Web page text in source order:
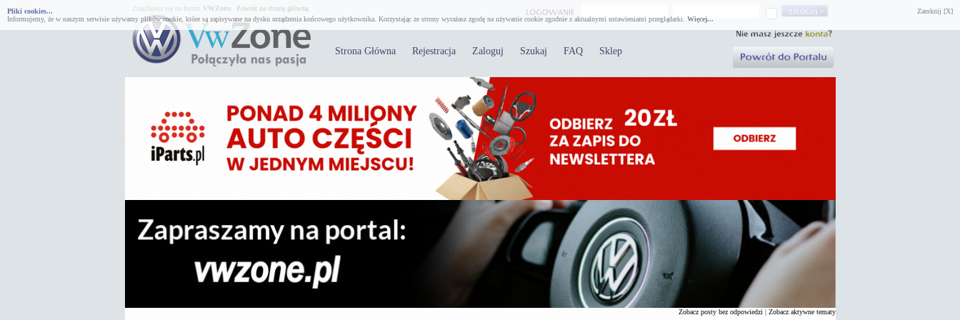
Zamknij [X]
Pliki cookies...
Informujemy, że w naszym serwisie używamy plików cookie, które są zapisywane na dysku urządzenia końcowego użytkownika. Korzystając ze strony wyrażasz zgodę na używanie cookie zgodnie z aktualnymi ustawieniami przeglądarki. Więcej...
Znajdujesz się na forum VWZone. Powrót na stronę główną.
Strona Główna Rejestracja Zaloguj Szukaj FAQ Sklep
Zobacz posty bez odpowiedzi | Zobacz aktywne tematy